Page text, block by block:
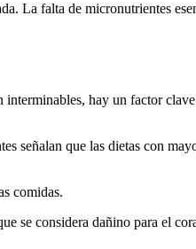
La falta de micronutrientes
hay un factor
señalan que las dietas con
comidas.
se considera dañino para el